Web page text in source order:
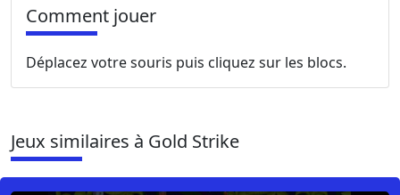
Comment jouer
Déplacez votre souris puis cliquez sur les blocs.
Jeux similaires à Gold Strike